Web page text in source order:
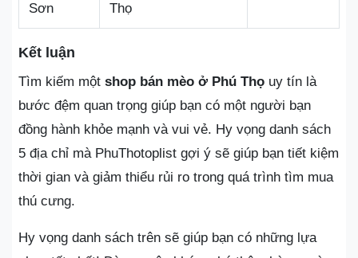
Sơn
Thọ
Kết luận
Tìm kiếm một shop bán mèo ở Phú Thọ uy tín là
bước đệm quan trọng giúp bạn có một người bạn
đồng hành khỏe mạnh và vui vẻ. Hy vọng danh sách
5 địa chỉ mà PhuThotoplist gợi ý sẽ giúp bạn tiết kiệm
thời gian và giảm thiểu rủi ro trong quá trình tìm mua
thú cưng.
Hy vọng danh sách trên sẽ giúp bạn có những lựa